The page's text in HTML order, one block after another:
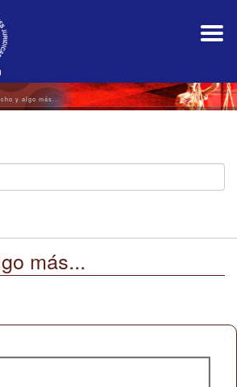
y algo más...
más...